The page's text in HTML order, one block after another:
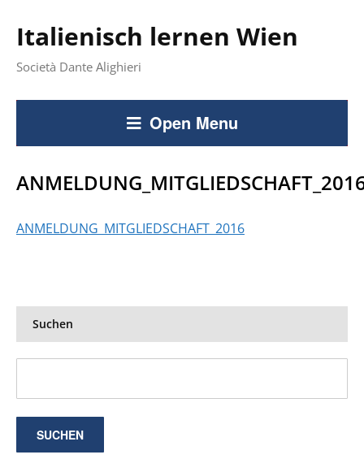
Italienisch lernen Wien
Società Dante Alighieri
Open Menu
ANMELDUNG_MITGLIEDSCHAFT_2016
Suchen